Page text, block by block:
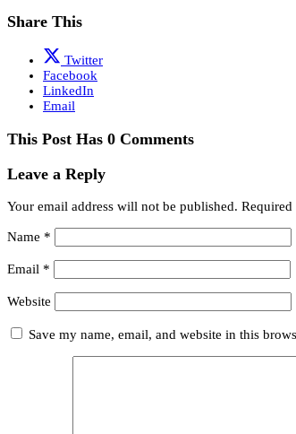
Share This
Twitter
Facebook
LinkedIn
Email
This Post Has 0 Comments
Leave a Reply
Your email address will not be published. Required
Name *
Email *
Website
Save my name, email, and website in this